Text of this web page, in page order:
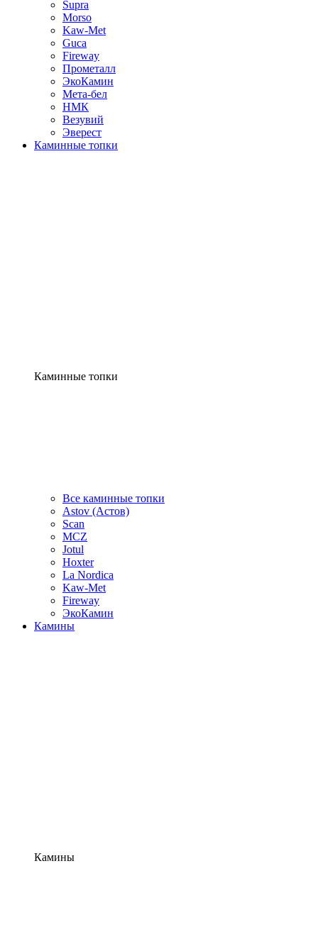
Supra
Morso
Kaw-Met
Guca
Fireway
Прометалл
ЭкоКамин
Мета-бел
НМК
Везувий
Эверест
Каминные топки
Каминные топки
Все каминные топки
Astov (Астов)
Scan
MCZ
Jotul
Hoxter
La Nordica
Kaw-Met
Fireway
ЭкоКамин
Камины
Камины